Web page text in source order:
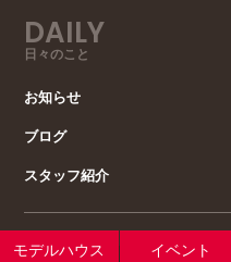
責任を有する者の氏名
じめ本人に通知し，ま
は，本人に対し，遅滞
合は，その全部または
り，開示しない決定を
モデルハウス イベント
DAILY
日々のこと
お知らせ
ブログ
スタッフ紹介